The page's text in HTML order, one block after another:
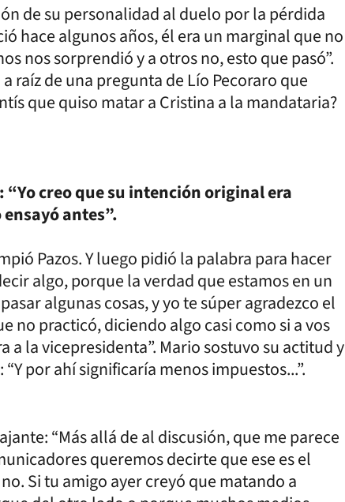
de su personalidad al duelo por la pérdida
hace algunos años, él era un marginal que no
nos sorprendió y a otros no, esto que pasó”.
raíz de una pregunta de Lío Pecoraro que
que quiso matar a Cristina a la mandataria?
creo que su intención original era
antes”.
Pazos. Y luego pidió la palabra para hacer
algo, porque la verdad que estamos en un
algunas cosas, y yo te súper agradezco el
no practicó, diciendo algo casi como si a vos
la vicepresidenta”. Mario sostuvo su actitud y
por ahí significaría menos impuestos...”.
“Más allá de al discusión, que me parece
queremos decirte que ese es el
Si tu amigo ayer creyó que matando a